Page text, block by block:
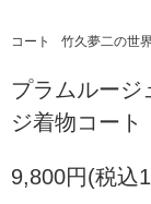
コート 竹久夢二の世
プラムルージ
ジ着物コート
9,800円(税込